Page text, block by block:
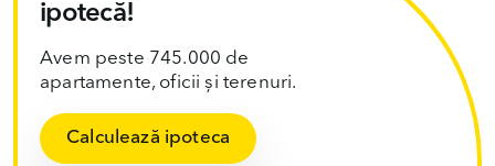
ipotecă!
Avem peste 745.000 de
apartamente, oficii și terenuri.
Calculează ipoteca